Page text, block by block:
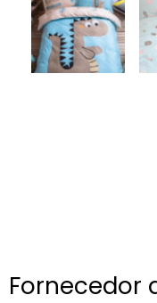
Fornecedor